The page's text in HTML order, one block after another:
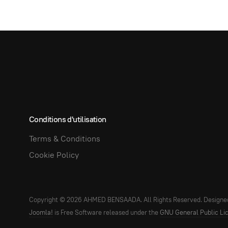
Conditions d'utilisation
Terms & Conditions
Cookie Policy
Copyright © 2026 AHMED BENSAADA. All Rights Reserved.
Joomla! is Free Software released under the GNU General Public